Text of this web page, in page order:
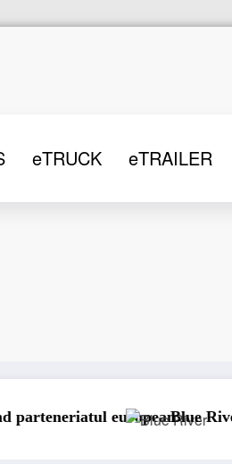
eTRUCK eTRAILER
europeanBlue River: 26.123